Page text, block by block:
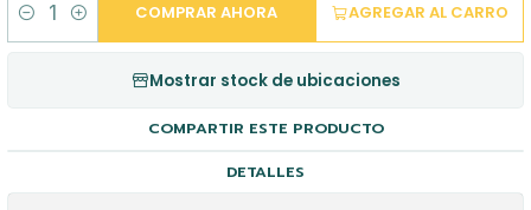
Cantidad
AGREGAR AL CARRO
COMPRAR AHORA
Mostrar stock de ubicaciones
COMPARTIR ESTE PRODUCTO
DETALLES